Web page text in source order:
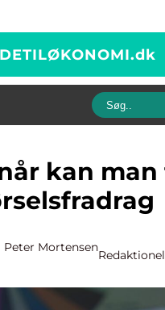
dk
Peter Mortensen
Redaktionel